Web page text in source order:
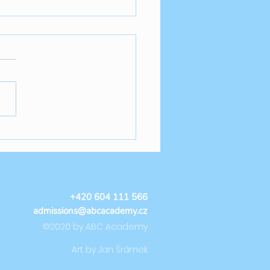
Eliška's Birthday
admissions@abcacademy.cz
+420 604 111 566
©2020 by ABC Academy
Art by Jan Šrámek